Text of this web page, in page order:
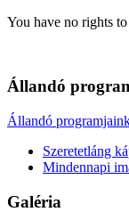
You have no rights
Állandó
Állandó
Szeretetláng
Mindennapi
Galéria